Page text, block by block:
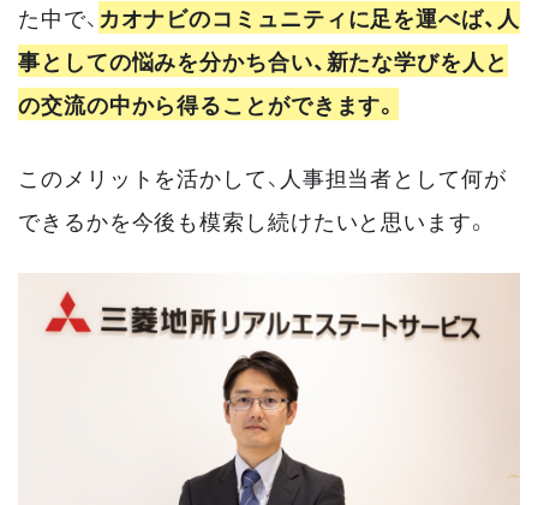
た中で、カオナビのコミュニティに足を運べば、人
事としての悩みを分かち合い、新たな学びを人と
の交流の中から得ることができます。
このメリットを活かして、人事担当者として何が
できるかを今後も模索し続けたいと思います。